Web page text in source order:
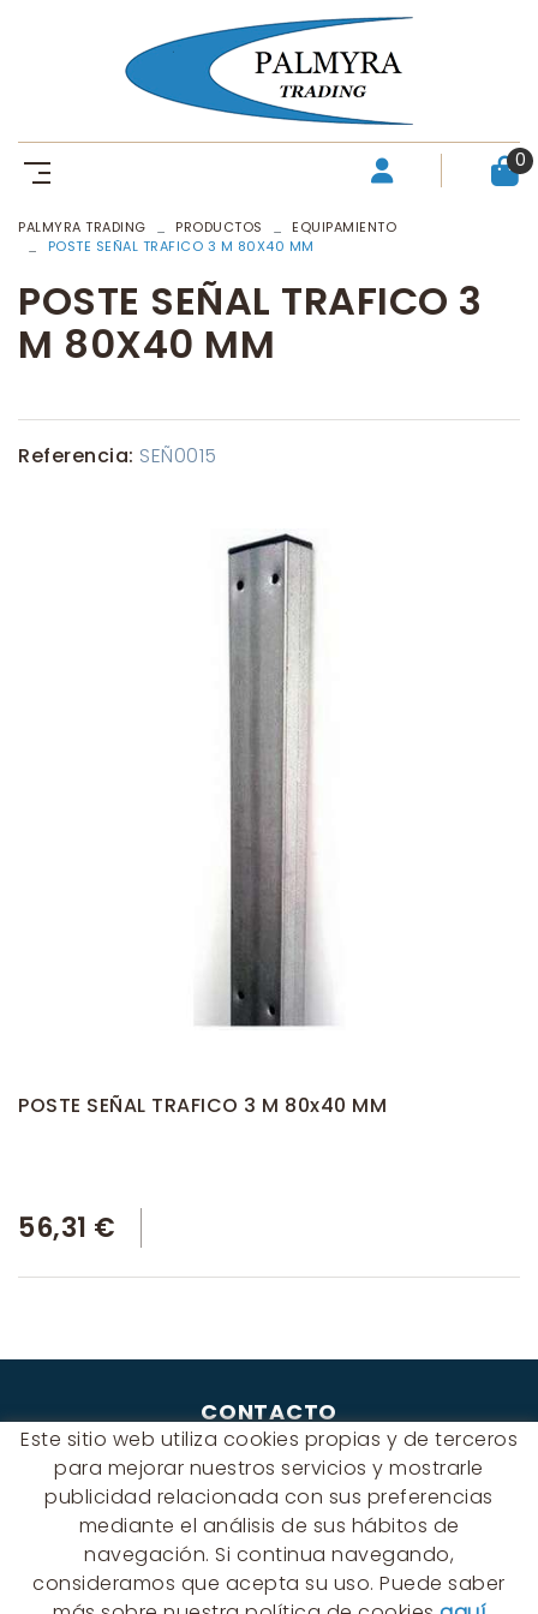
0
PALMYRA TRADING PRODUCTOS
EQUIPAMIENTO
POSTE SEÑAL TRAFICO 3 M 80X40 MM
POSTE SEÑAL TRAFICO 3
M 80X40 MM
Referencia: SEÑ0015
POSTE SEÑAL TRAFICO 3 M 80x40 MM
56,31 €
CONTACTO
Albert Einstein, 54 - 60 - Nave 3
08940 Cornellà de Llobregat
(BARCELONA)
649 631 197
palmyra@palmyra.cat
Este sitio web utiliza cookies propias y de terceros
para mejorar nuestros servicios y mostrarle
publicidad relacionada con sus preferencias
mediante el análisis de sus hábitos de
navegación. Si continua navegando,
consideramos que acepta su uso. Puede saber